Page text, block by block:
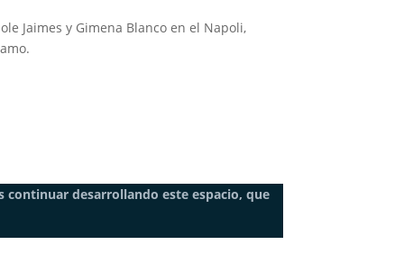
Jaimes y Gimena Blanco en el Napoli,
continuar desarrollando este espacio, que